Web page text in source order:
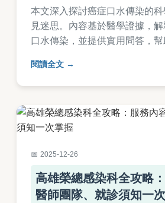
本文深入探討癌症口水傳染的
見迷思。內容基於醫學證據，
口水傳染，並提供實用問答，
法等，適合所有關心健康議題的
閱讀全文
2025-12-26
高雄榮總感染科全攻略：
醫師團隊、就診須知一